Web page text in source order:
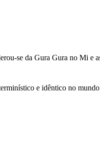
se da Gura Gura no Mi e
e idêntico no